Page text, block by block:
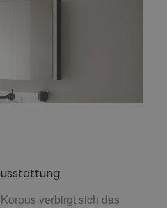
verbirgt sich das